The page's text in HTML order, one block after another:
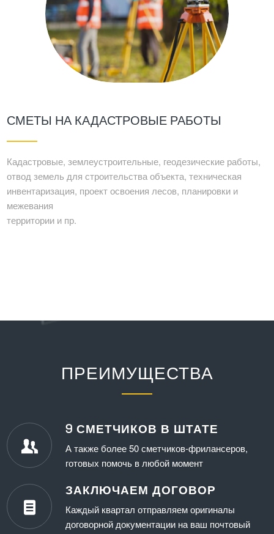
СМЕТЫ НА КАДАСТРОВЫЕ РАБОТЫ
Кадастровые, землеустроительные, геодезические работы,
отвод земель для строительства объекта, техническая
инвентаризация, проект освоения лесов, планировки и
межевания
территории и пр.
ПРЕИМУЩЕСТВА
9 СМЕТЧИКОВ В ШТАТЕ
А также более 50 сметчиков-фрилансеров,
готовых помочь в любой момент
ЗАКЛЮЧАЕМ ДОГОВОР
Каждый квартал отправляем оригиналы
договорной документации на ваш почтовый